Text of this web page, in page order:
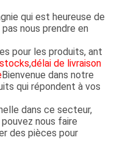
qui est heureuse de
nous prendre en
pour les produits, ant
,délai de livraison
Bienvenue dans notre
qui répondent à vos
dans ce secteur,
nous faire
des pièces pour